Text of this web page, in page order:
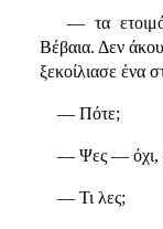
— τα
Βέβαια. Δεν
ξεκοίλιασε ένα
— Πότε;
— Ψες — όχι,
— Τι λες;